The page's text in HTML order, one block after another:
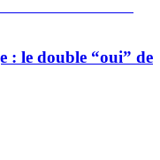
: le double “oui” de